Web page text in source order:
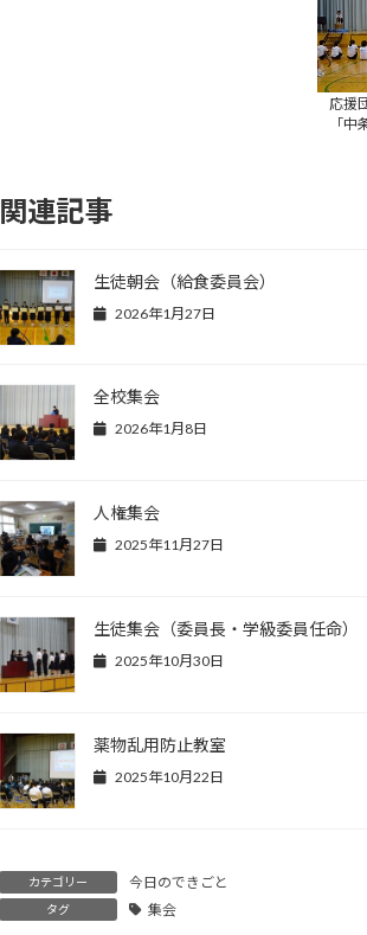
応援
「
関連記事
生徒朝会（給食委員会）
2026年1月27日
全校集会
2026年1月8日
人権集会
2025年11月27日
生徒集会（委員長・学級委員任命）
2025年10月30日
薬物乱用防止教室
2025年10月22日
カテゴリー 今日のできごと
タグ 集会